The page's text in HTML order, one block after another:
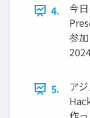
4.
今
参
5.
ア